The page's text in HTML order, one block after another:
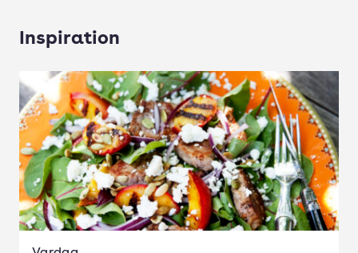
Inspiration